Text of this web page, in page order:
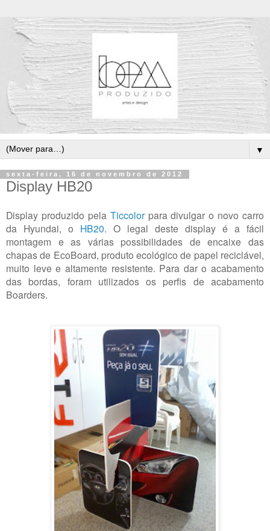
▼
sexta-feira, 16 de novembro de 2012
Display HB20
Display produzido pela Ticcolorpara divulgar o novo carro
da Hyundai, o HB20. O legal deste display é a fácil
montagem e as várias possibilidades de encaixe das
chapas de EcoBoard, produto ecológico de papel reciclável,
muito leve e altamente resistente. Para dar o acabamento
das bordas, foram utilizados os perfis de acabamento
Boarders.